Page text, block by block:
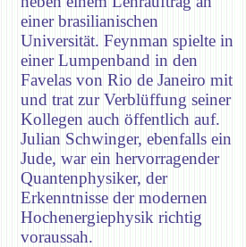
einer brasilianischen
Universität. Feynman spielte in
einer Lumpenband in den
Favelas von Rio de Janeiro mit
und trat zur Verblüffung seiner
Kollegen auch öffentlich auf.
Julian Schwinger, ebenfalls ein
Jude, war ein hervorragender
Quantenphysiker, der
Erkenntnisse der modernen
Hochenergiephysik richtig
voraussah.